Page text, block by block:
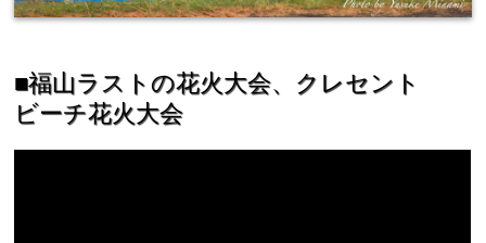
■福山ラストの花火大会、クレセント
ビーチ花火大会